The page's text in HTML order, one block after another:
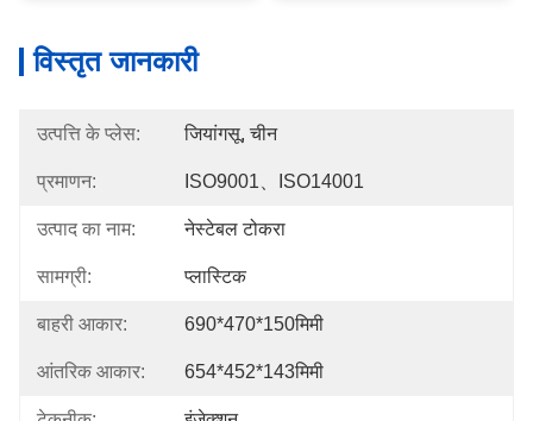
विस्तृत जानकारी
उत्पत्ति के प्लेस: जियांगसू, चीन
प्रमाणन: ISO9001、ISO14001
उत्पाद का नाम: नेस्टेबल टोकरा
सामग्री: प्लास्टिक
बाहरी आकार: 690*470*150मिमी
आंतरिक आकार: 654*452*143मिमी